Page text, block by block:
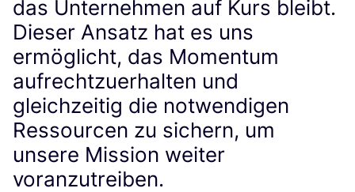
das Unternehmen auf Kurs bleibt.
Dieser Ansatz hat es uns
ermöglicht, das Momentum
aufrechtzuerhalten und
gleichzeitig die notwendigen
Ressourcen zu sichern, um
unsere Mission weiter
voranzutreiben.